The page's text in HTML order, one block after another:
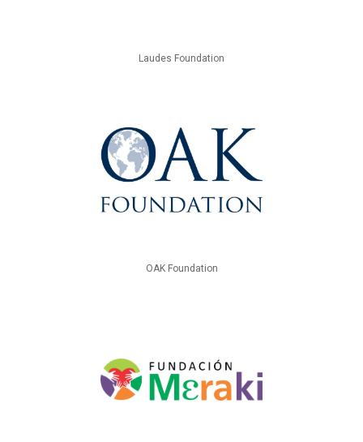
Laudes Foundation
OAK Foundation